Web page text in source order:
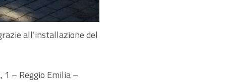
all’installazione del
1 – Reggio Emilia –